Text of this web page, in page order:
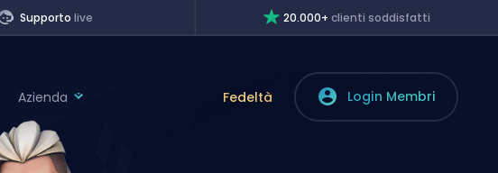
Supporto live 20.000+clienti soddisfatti
Azienda Fedeltà Login Membri